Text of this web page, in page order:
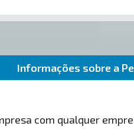
Informações sobre a
com qualquer